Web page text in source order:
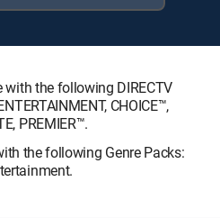
the following DIRECTV
CHOICE™,
PREMIER™.
the following Genre Packs: